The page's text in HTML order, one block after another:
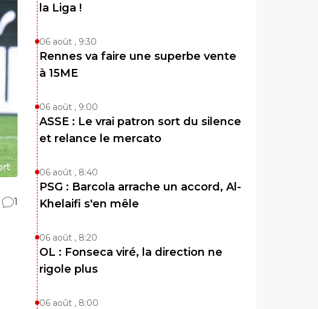
1
la Liga !
06 août , 9:30
Rennes va faire une superbe vente
à 15ME
06 août , 9:00
ASSE : Le vrai patron sort du silence
et relance le mercato
06 août , 8:40
PSG : Barcola arrache un accord, Al-
Khelaifi s'en mêle
06 août , 8:20
OL : Fonseca viré, la direction ne
rigole plus
06 août , 8:00